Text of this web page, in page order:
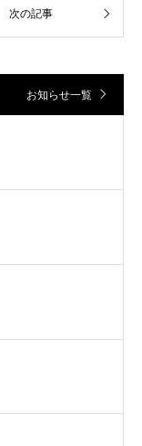
お知らせ一覧